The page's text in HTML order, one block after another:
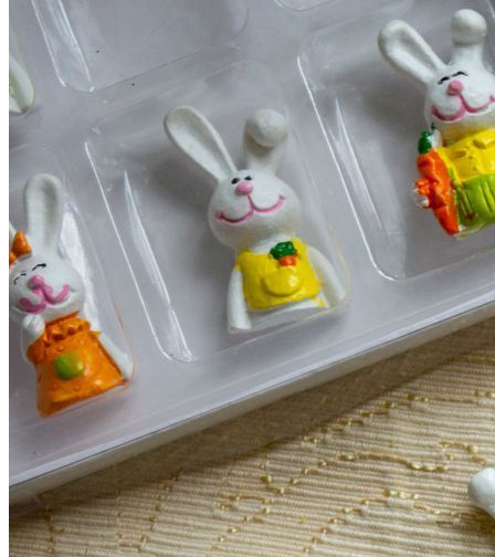
Арт.59-0082
Бренд:
Брейтнер (Breinter)